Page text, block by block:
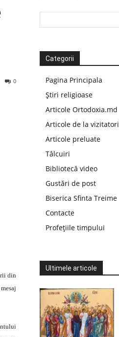
0
din
Categorii
Pagina Principala
Știri religioase
Articole Ortodoxia.md
Articole de la vizitatori
Articole preluate
Tâlcuiri
Bibliotecă video
Gustări de post
Biserica Sfinta Treime
Contacte
Profețiile timpului
Ultimele articole